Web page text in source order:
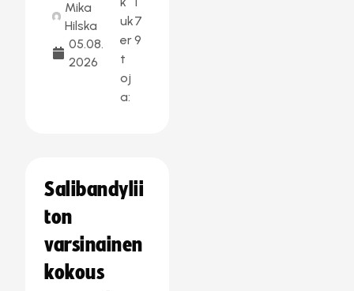
Mika
Hilska
05.08.
2026
uk
er
t
oj
a:
7
9
Salibandylii
ton
varsinainen
kokous